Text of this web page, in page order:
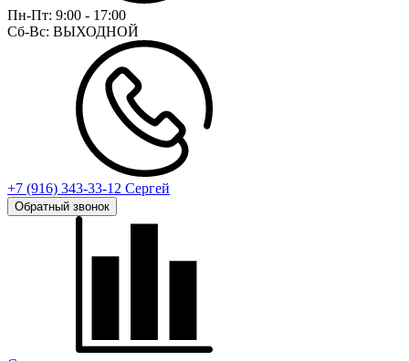
Пн-Пт: 9:00 - 17:00
Сб-Вс: ВЫХОДНОЙ
+7 (916) 343-33-12 Сергей
Обратный звонок